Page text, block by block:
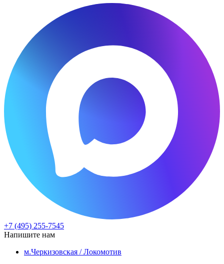
+7 (495) 255-7545
Напишите нам
м.Черкизовская / Локомотив